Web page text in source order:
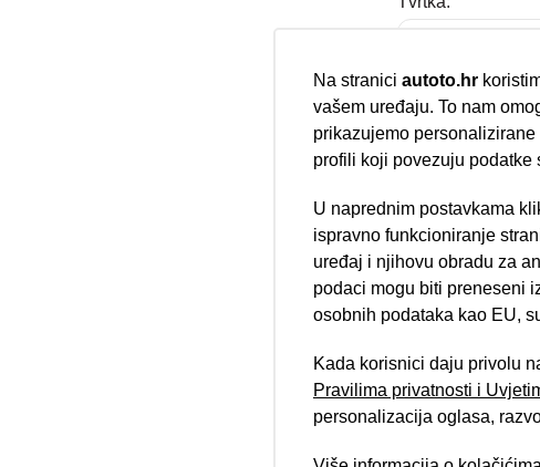
E-mail:
Telefon/mobitel:
Poruka:
Nova lokacija -
Na stranici autoto.hr
vašem uređaju. To nam
prikazujemo
profili koji povezuju podatke
U naprednim postavkama
ispravno funkcioniranje
uređaj i njihovu obradu za
podaci mogu biti preneseni
osobnih podataka kao EU,
Kada korisnici daju privolu
Pravilima privatnosti i
personalizacija oglasa,